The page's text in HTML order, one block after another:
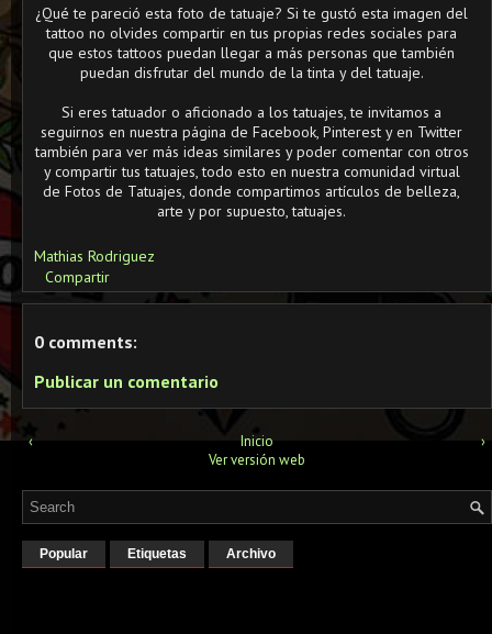
¿Qué te pareció esta foto de tatuaje? Si te gustó esta imagen del
tattoo no olvides compartir en tus propias redes sociales para
que estos tattoos puedan llegar a más personas que también
puedan disfrutar del mundo de la tinta y del tatuaje.
Si eres tatuador o aficionado a los tatuajes, te invitamos a
seguirnos en nuestra página de Facebook, Pinterest y en Twitter
también para ver más ideas similares y poder comentar con otros
y compartir tus tatuajes, todo esto en nuestra comunidad virtual
de Fotos de Tatuajes, donde compartimos artículos de belleza,
arte y por supuesto, tatuajes.
Mathias Rodriguez
Compartir
0 comments:
Publicar un comentario
‹ ›
Inicio
Ver versión web
Popular Etiquetas Archivo